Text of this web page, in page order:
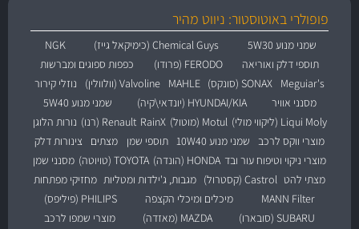
פופולרי באוטוסטור: ניווט מהיר
שמני מנוע 5W30 Chemical Guys (כימיקאל גייז)
NGK
תוספי דלק ואוריאה
FERODO (פרודו)
כפפות ספוגים ומברשות
Meguiar's
SONAX (סונקס) MAHLE Valvoline (וולוולין)
נוזלי קירור
מסנני אוויר
HYUNDAI/KIA (יונדאי\קיה)
שמני מנוע 5W40
Liqui Moly (ליקווי מולי)
Motul (מוטול) RainX Renault (רנו)
נורות הלוגן
מוצרי ווקס לרכב
שמני מנוע 10W40 תוספי שמן מצתים
צינורות דלק
מוצרי ניקוי וטיפוח עור ובד HONDA (הונדה) TOYOTA (טויוטה)
מסנני שמן
מצתי להט Castrol (קסטרול) מגבות, ג'ילדות ומטליות מחזיקי מפתחות
MANN Filter
מיכלים ומיכלי הקצפה
PHILIPS (פיליפס)
SUBARU (סובארו)
MAZDA (מאזדה)
מוצרי שמפו לרכב